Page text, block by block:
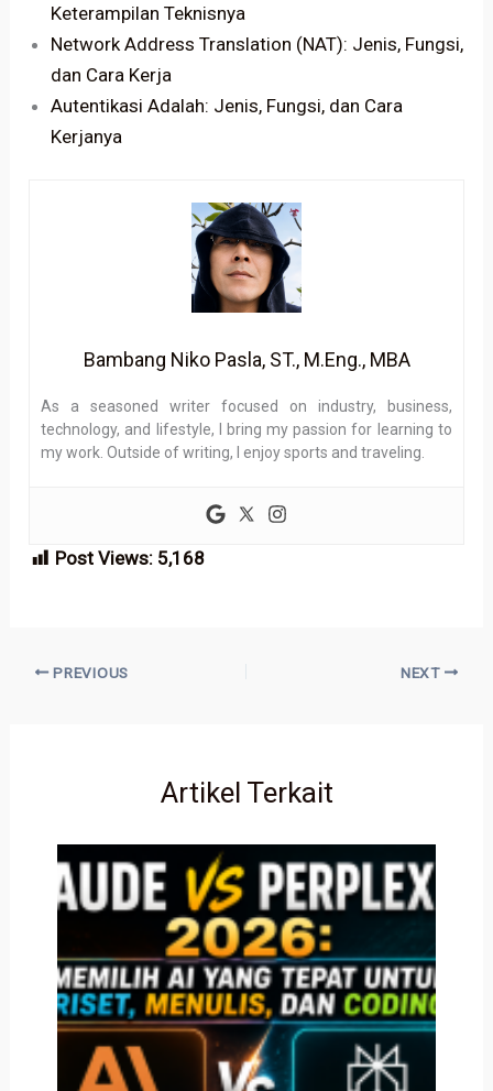
Keterampilan Teknisnya
Network Address Translation (NAT): Jenis, Fungsi,
dan Cara Kerja
Autentikasi Adalah: Jenis, Fungsi, dan Cara
Kerjanya
Bambang Niko Pasla, ST., M.Eng., MBA
As a seasoned writer focused on industry, business,
technology, and lifestyle, I bring my passion for learning to
my work. Outside of writing, I enjoy sports and traveling.
Post Views: 5,168
PREVIOUS NEXT
Artikel Terkait